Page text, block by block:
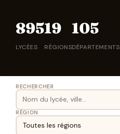
895
LYCÉES
19
RÉGIONS
105
DÉPARTEMENTS
RECHERCHER
RÉGION